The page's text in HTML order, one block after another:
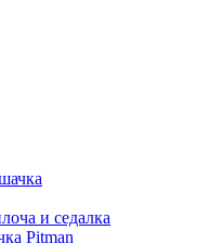
и седалка
Pitman